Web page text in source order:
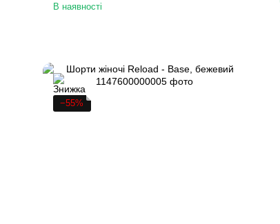
В наявності
−55%